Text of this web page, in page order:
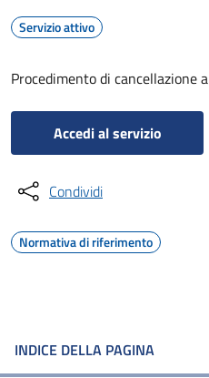
Servizio attivo
Procedimento di cancellazione
Accedi al servizio
Condividi
Normativa di riferimento
INDICE DELLA PAGINA